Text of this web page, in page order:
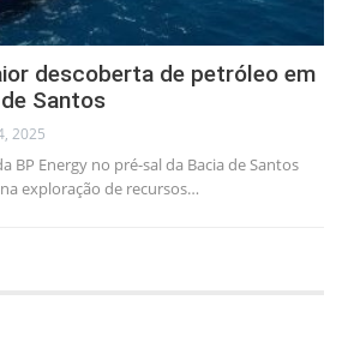
descoberta de petróleo em
Santos
2025
BP Energy no pré-sal da Bacia de Santos
exploração de recursos…